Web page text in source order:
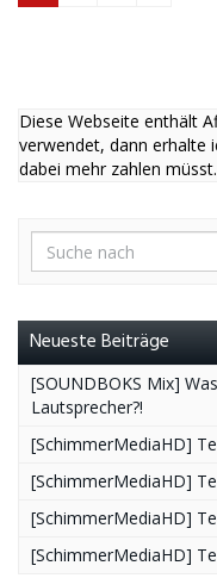
Diese Webseite enthält
verwendet, dann erhalte
dabei mehr zahlen müsst.
Neueste Beiträge
[SOUNDBOKS Mix]
Lautsprecher?!
[SchimmerMediaHD]
[SchimmerMediaHD]
[SchimmerMediaHD]
[SchimmerMediaHD]